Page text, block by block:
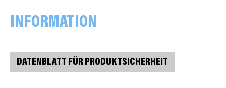
INFORMATION
DATENBLATT FÜR PRODUKTSICHERHEIT